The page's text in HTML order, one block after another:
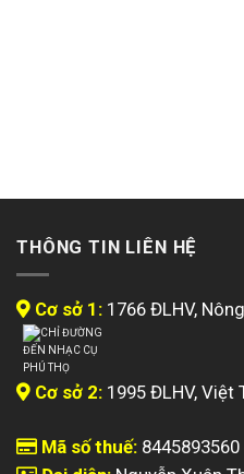
THÔNG TIN LIÊN HỆ
Cơ sở 1: 1766 ĐLHV,
Cơ sở 2: 1995 ĐLHV, Việt
Mã số thuế: